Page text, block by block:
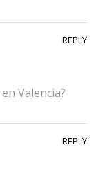
Valencia?
REPLY
REPLY